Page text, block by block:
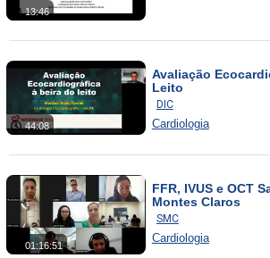
13:46
44:08
Avaliação
Leito
DIC
Cardiologia
01:16:51
FFR, IVUS e OCT
Montes Claros
SMC
Cardiologia